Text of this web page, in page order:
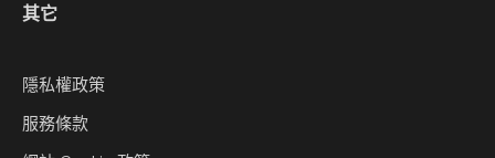
其它
隱私權政策
服務條款